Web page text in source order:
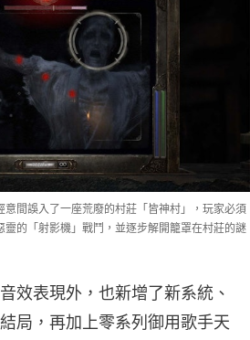
間誤入了一座荒廢的村莊「皆神村」，玩家必須
的「射影機」戰鬥，並逐步解開籠罩在村莊的謎
效表現外，也新增了新系統、
局，再加上零系列御用歌手天